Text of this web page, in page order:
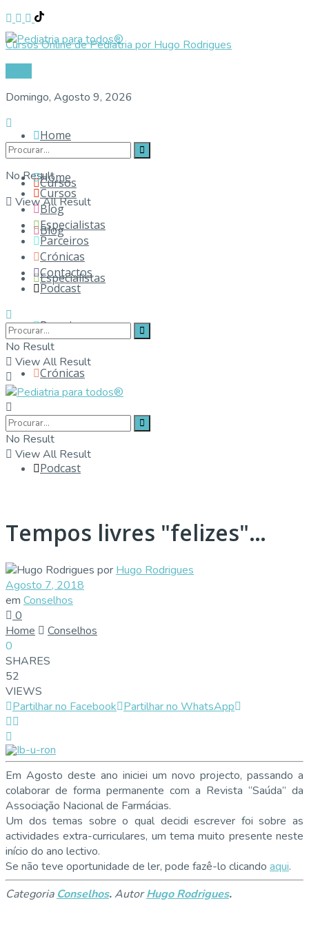
Cursos Online de Pediatria por Hugo Rodrigues
Domingo, Agosto 9, 2026
No Result
View All Result
Home
Cursos
Blog
Especialistas
Parceiros
Crónicas
Contactos
Podcast
Home
Cursos
Blog
Especialistas
Parceiros
Crónicas
Contactos
Podcast
No Result
View All Result
No Result
View All Result
Tempos livres "felizes"…
por Hugo Rodrigues
Agosto 7, 2018
em Conselhos
0
Home
Conselhos
0
SHARES
52
VIEWS
Partilhar no Facebook Partilhar no WhatsApp
Em Agosto deste ano iniciei um novo projecto, passando a
colaborar de forma permanente com a Revista “Saúda” da
Associação Nacional de Farmácias.
Um dos temas sobre o qual decidi escrever foi sobre as
actividades extra-curriculares, um tema muito presente neste
início do ano lectivo.
Se não teve oportunidade de ler, pode fazê-lo clicando aqui.
Categoria Conselhos.AutorHugo Rodrigues.